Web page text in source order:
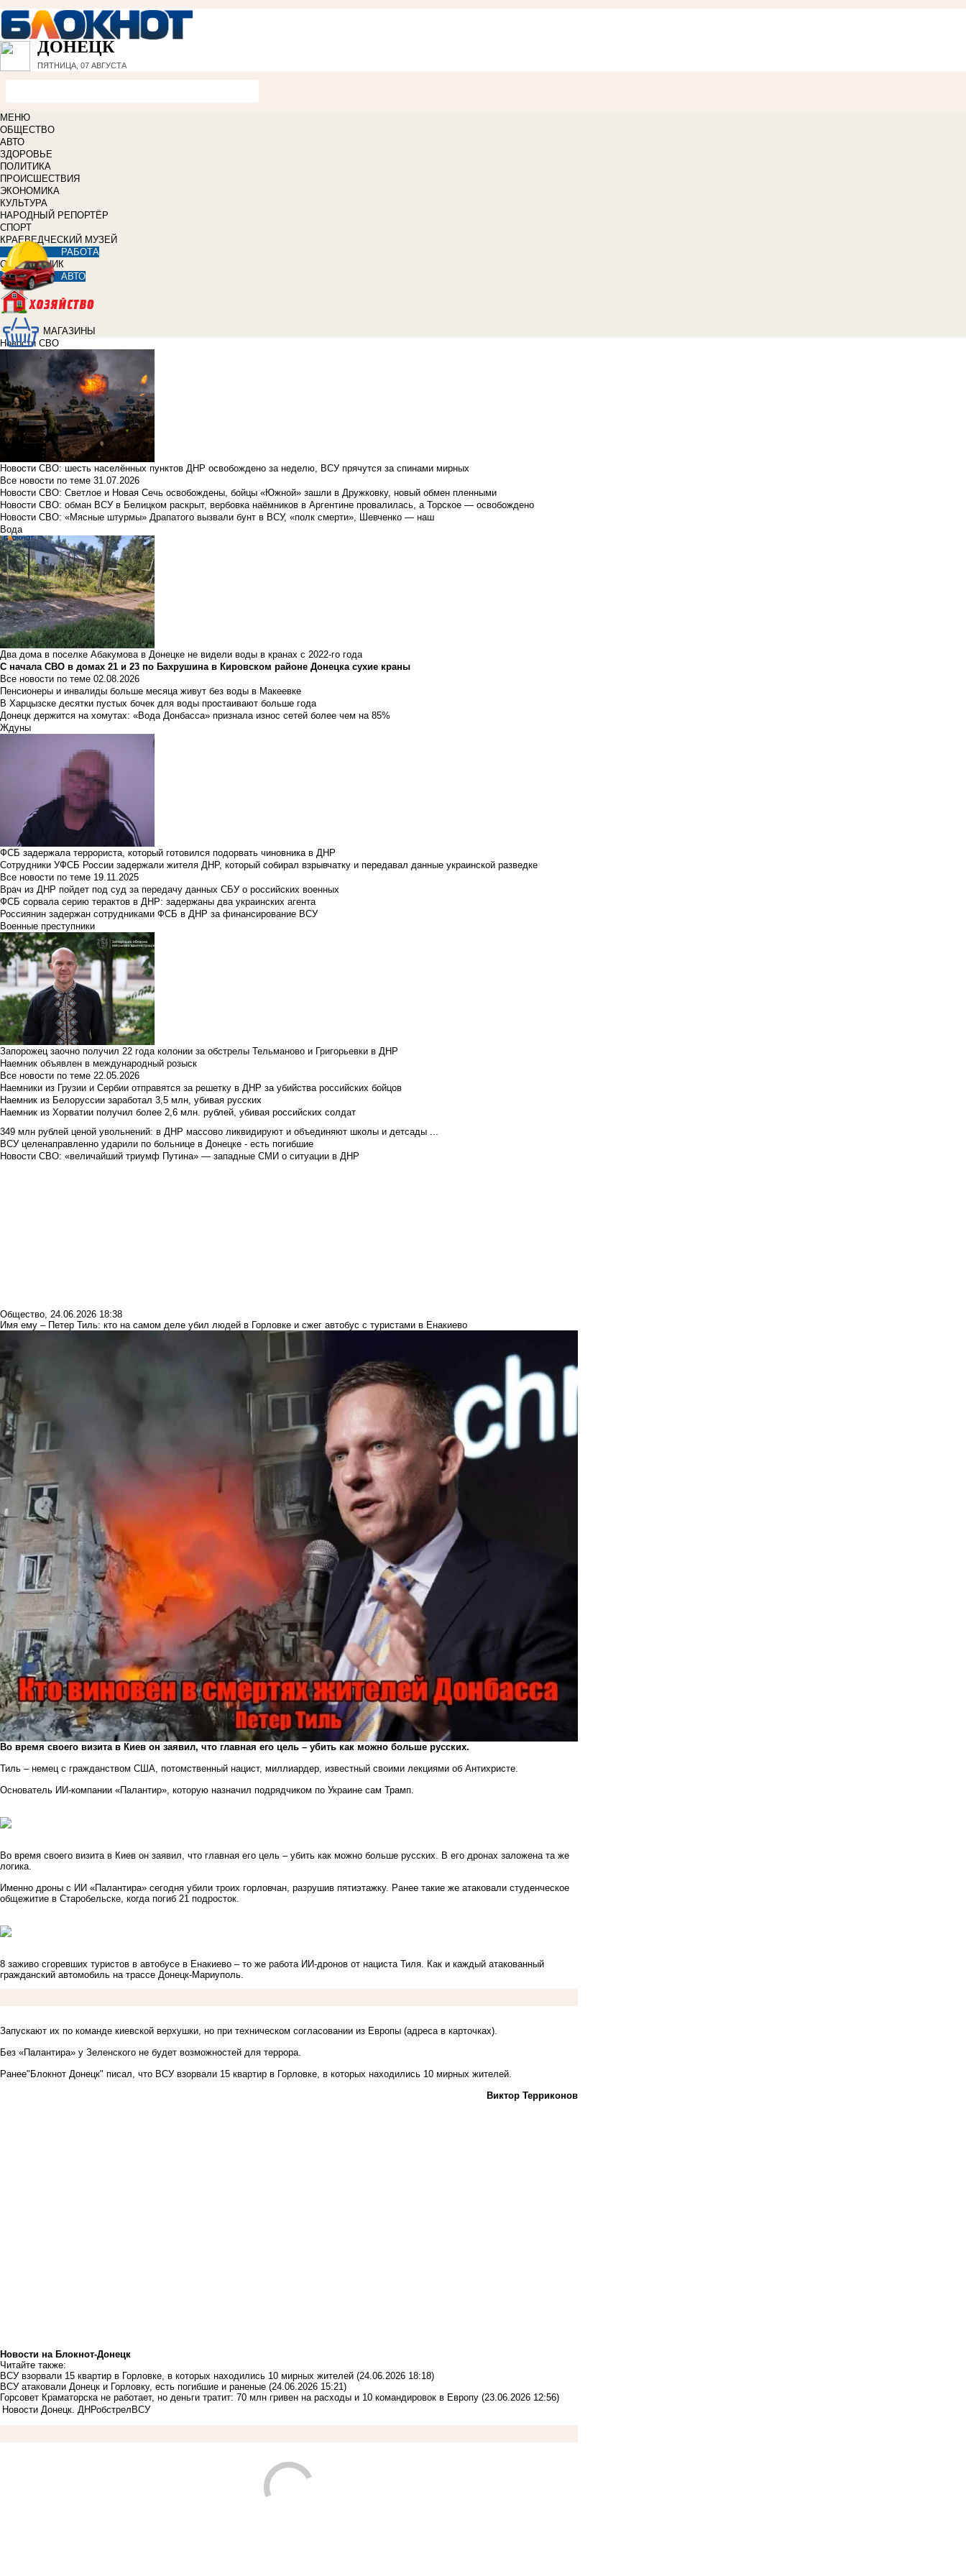
ДОНЕЦК
ПЯТНИЦА, 07 АВГУСТА
МЕНЮ
ОБЩЕСТВО
АВТО
ЗДОРОВЬЕ
ПОЛИТИКА
ПРОИСШЕСТВИЯ
ЭКОНОМИКА
КУЛЬТУРА
НАРОДНЫЙ РЕПОРТЁР
СПОРТ
КРАЕВЕДЧЕСКИЙ МУЗЕЙ
РАБОТА
СПРАВОЧНИК
АВТО
МАГАЗИНЫ
Новости СВО
Новости СВО: шесть населённых пунктов ДНР освобождено за неделю, ВСУ прячутся за спинами мирных
Все новости по теме 31.07.2026
Новости СВО: Светлое и Новая Сечь освобождены, бойцы «Южной» зашли в Дружковку, новый обмен пленными
Новости СВО: обман ВСУ в Белицком раскрыт, вербовка наёмников в Аргентине провалилась, а Торское — освобождено
Новости СВО: «Мясные штурмы» Драпатого вызвали бунт в ВСУ, «полк смерти», Шевченко — наш
Вода
Два дома в поселке Абакумова в Донецке не видели воды в кранах с 2022-го года
С начала СВО в домах 21 и 23 по Бахрушина в Кировском районе Донецка сухие краны
Все новости по теме 02.08.2026
Пенсионеры и инвалиды больше месяца живут без воды в Макеевке
В Харцызске десятки пустых бочек для воды простаивают больше года
Донецк держится на хомутах: «Вода Донбасса» признала износ сетей более чем на 85%
Ждуны
ФСБ задержала террориста, который готовился подорвать чиновника в ДНР
Сотрудники УФСБ России задержали жителя ДНР, который собирал взрывчатку и передавал данные украинской разведке
Все новости по теме 19.11.2025
Врач из ДНР пойдет под суд за передачу данных СБУ о российских военных
ФСБ сорвала серию терактов в ДНР: задержаны два украинских агента
Россиянин задержан сотрудниками ФСБ в ДНР за финансирование ВСУ
Военные преступники
Запорожец заочно получил 22 года колонии за обстрелы Тельманово и Григорьевки в ДНР
Наемник объявлен в международный розыск
Все новости по теме 22.05.2026
Наемники из Грузии и Сербии отправятся за решетку в ДНР за убийства российских бойцов
Наемник из Белоруссии заработал 3,5 млн, убивая русских
Наемник из Хорватии получил более 2,6 млн. рублей, убивая российских солдат
349 млн рублей ценой увольнений: в ДНР массово ликвидируют и объединяют школы и детсады ...
ВСУ целенаправленно ударили по больнице в Донецке - есть погибшие
Новости СВО: «величайший триумф Путина» — западные СМИ о ситуации в ДНР
Общество 24.06.2026 18:38
Имя ему – Петер Тиль: кто на самом деле убил людей в Горловке и сжег автобус с туристами в Енакиево
Во время своего визита в Киев он заявил, что главная его цель – убить как можно больше русских.
Тиль – немец с гражданством США, потомственный нацист, миллиардер, известный своими лекциями об Антихристе.
Основатель ИИ-компании «Палантир», которую назначил подрядчиком по Украине сам Трамп.
Во время своего визита в Киев он заявил, что главная его цель – убить как можно больше русских. В его дронах заложена та же
логика.
Именно дроны с ИИ «Палантира» сегодня убили троих горловчан, разрушив пятиэтажку. Ранее такие же атаковали студенческое
общежитие в Старобельске, когда погиб 21 подросток.
8 заживо сгоревших туристов в автобусе в Енакиево – то же работа ИИ-дронов от нациста Тиля. Как и каждый атакованный
гражданский автомобиль на трассе Донецк-Мариуполь.
Запускают их по команде киевской верхушки, но при техническом согласовании из Европы (адреса в карточках).
Без «Палантира» у Зеленского не будет возможностей для террора.
Ранее"Блокнот Донецк" писал, что ВСУ взорвали 15 квартир в Горловке, в которых находились 10 мирных жителей.
Виктор Терриконов
Новости на Блoкнoт-Донецк
Читайте также:
ВСУ взорвали 15 квартир в Горловке, в которых находились 10 мирных жителей (24.06.2026 18:18)
ВСУ атаковали Донецк и Горловку, есть погибшие и раненые (24.06.2026 15:21)
Горсовет Краматорска не работает, но деньги тратит: 70 млн гривен на расходы и 10 командировок в Европу (23.06.2026 12:56)
Новости Донецк. ДНРобстрел ВСУ